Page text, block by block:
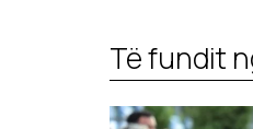
Të fundit